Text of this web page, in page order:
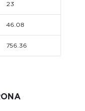
23
46.08
756.36